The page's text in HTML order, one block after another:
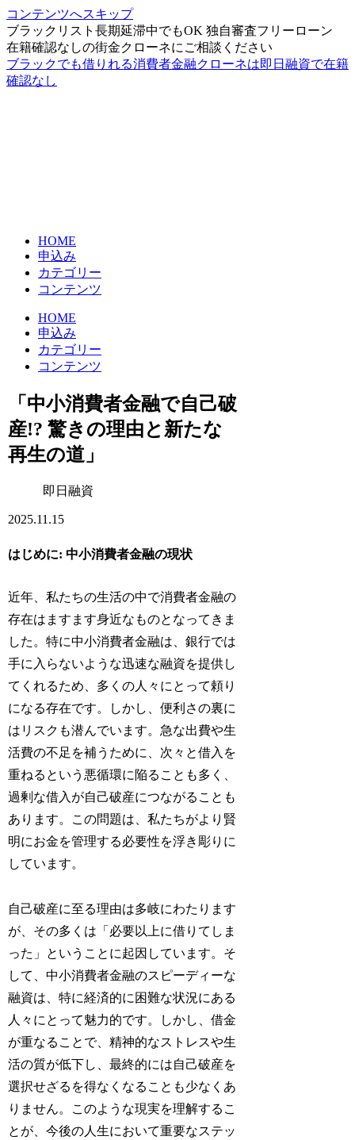
コンテンツへスキップ
ブラックリスト長期延滞中でもOK 独自審査フリーローン
在籍確認なしの街金クローネにご相談ください
ブラックでも借りれる消費者金融クローネは即日融資で在籍
確認なし
HOME
申込み
カテゴリー
コンテンツ
HOME
申込み
カテゴリー
コンテンツ
「中小消費者金融で自己破
産!? 驚きの理由と新たな
再生の道」
即日融資
2025.11.15
はじめに: 中小消費者金融の現状
近年、私たちの生活の中で消費者金融の
存在はますます身近なものとなってきま
した。特に中小消費者金融は、銀行では
手に入らないような迅速な融資を提供し
てくれるため、多くの人々にとって頼り
になる存在です。しかし、便利さの裏に
はリスクも潜んでいます。急な出費や生
活費の不足を補うために、次々と借入を
重ねるという悪循環に陥ることも多く、
過剰な借入が自己破産につながることも
あります。この問題は、私たちがより賢
明にお金を管理する必要性を浮き彫りに
しています。
自己破産に至る理由は多岐にわたります
が、その多くは「必要以上に借りてしま
った」ということに起因しています。そ
して、中小消費者金融のスピーディーな
融資は、特に経済的に困難な状況にある
人々にとって魅力的です。しかし、借金
が重なることで、精神的なストレスや生
活の質が低下し、最終的には自己破産を
選択せざるを得なくなることも少なくあ
りません。このような現実を理解するこ
とが、今後の人生において重要なステッ